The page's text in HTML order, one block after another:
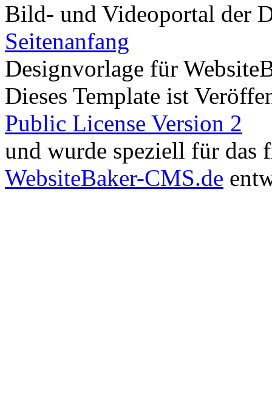
Bild- und Videoportal der
Seitenanfang
Designvorlage für
Dieses Template ist
Public License Version 2
und wurde speziell für das
WebsiteBaker-CMS.de